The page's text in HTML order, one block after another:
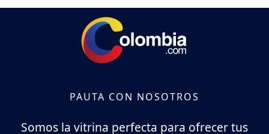
PAUTA CON NOSOTROS
Somos la vitrina perfecta para ofrecer tus